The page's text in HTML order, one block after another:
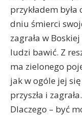
przykładem
dniu śmierci
zagrała w
ludzi bawić. Z
ma zielonego
jak w ogóle jej
przyszła i zagrała.
Dlaczego – być